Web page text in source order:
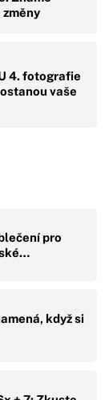
4. fotografie
vaše
pro
když si